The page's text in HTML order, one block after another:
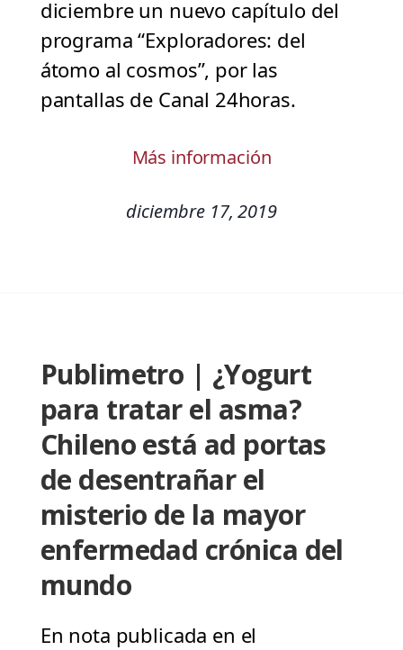
diciembre un nuevo capítulo del
programa “Exploradores: del
átomo al cosmos”, por las
pantallas de Canal 24horas.
Más información
diciembre 17, 2019
Publimetro | ¿Yogurt
para tratar el asma?
Chileno está ad portas
de desentrañar el
misterio de la mayor
enfermedad crónica del
mundo
En nota publicada en el